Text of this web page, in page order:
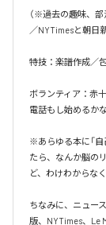
（※過去の趣味、
／NYTimesと朝日
特技：楽譜作成／
ボランティア：赤
電話もし始めるかな
※あらゆる本に「
たら、なんか脳の
ど、わけわからな
ちなみに、ニュー
版、NYTimes、Le